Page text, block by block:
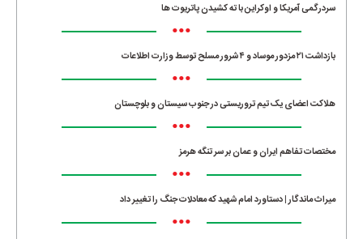
سردرگمی آمریکا و اوکراین با ته کشیدن پاتریوت ها
•••
بازداشت ۲۱ مزدور موساد و ۴ شرور مسلح توسط وزارت اطلاعات
•••
هلاکت اعضای یک تیم تروریستی در جنوب سیستان و بلوچستان
•••
مختصات تفاهم ایران و عمان بر سر تنگه هرمز
•••
میراث ماندگار | دستاورد امام شهید که معادلات جنگ را تغییر داد
•••